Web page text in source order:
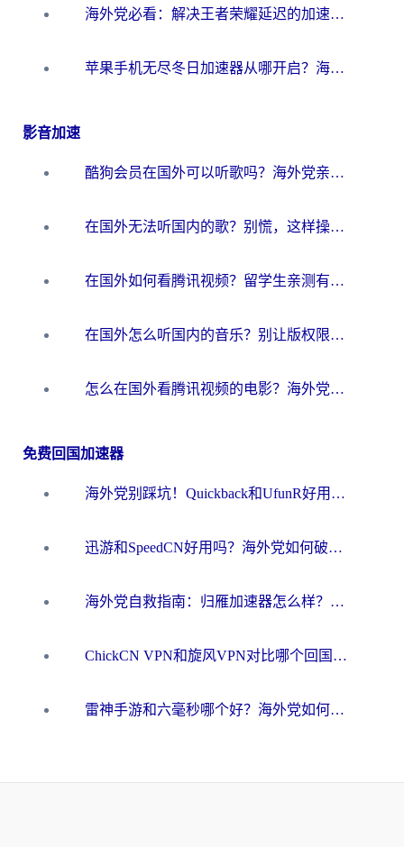
海外党必看：解决王者荣耀延迟的加速器终极指南——从EVE到猫和老鼠，一个工具全搞定
苹果手机无尽冬日加速器从哪开启？海外玩家的冬日生存指南
影音加速
酷狗会员在国外可以听歌吗？海外党亲测有效：3步解决音乐权限难题
在国外无法听国内的歌？别慌，这样操作就能畅听QQ音乐（附亲测加速器推荐）
在国外如何看腾讯视频？留学生亲测有效的回国加速方案
在国外怎么听国内的音乐？别让版权限制断了你的华语歌单
怎么在国外看腾讯视频的电影？海外党亲测有效的回国加速指南
免费回国加速器
海外党别踩坑！Quickback和UfunR好用吗？选对回国加速器才能无缝刷国内资源
迅游和SpeedCN好用吗？海外党如何破解那道看不见的墙
海外党自救指南：归雁加速器怎么样？教你避开坑实现国内资源无缝访问
ChickCN VPN和旋风VPN对比哪个回国效果更好？海外用户的选择困境与出路
雷神手游和六毫秒哪个好？海外党如何真正解锁国内资源